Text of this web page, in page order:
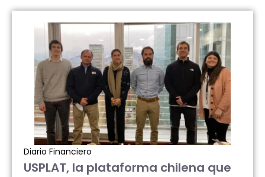
Diario Financiero
USPLAT, la plataforma chilena que